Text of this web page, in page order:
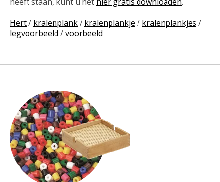
Hert/ kralenplank/ kralenplankje / kralenplankjes /
legvoorbeeld /voorbeeld